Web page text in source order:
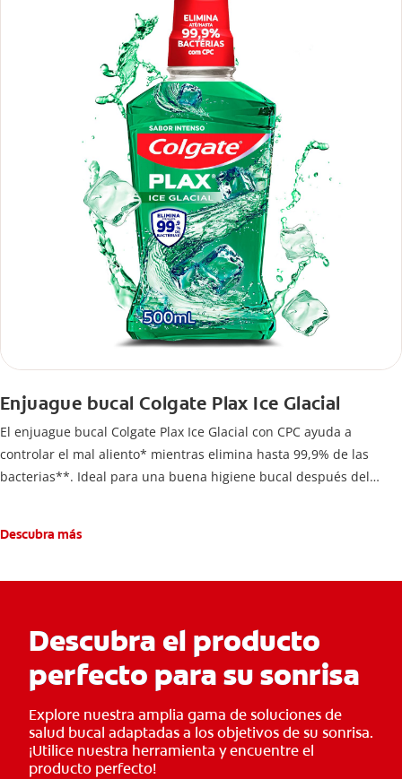
Enjuague bucal Colgate Plax Ice Glacial
El enjuague bucal Colgate Plax Ice Glacial con CPC ayuda a
controlar el mal aliento* mientras elimina hasta 99,9% de las
bacterias**. Ideal para una buena higiene bucal después del
Descubra más
Descubra el producto
perfecto para su sonrisa
Explore nuestra amplia gama de soluciones de
salud bucal adaptadas a los objetivos de su sonrisa.
¡Utilice nuestra herramienta y encuentre el
producto perfecto!